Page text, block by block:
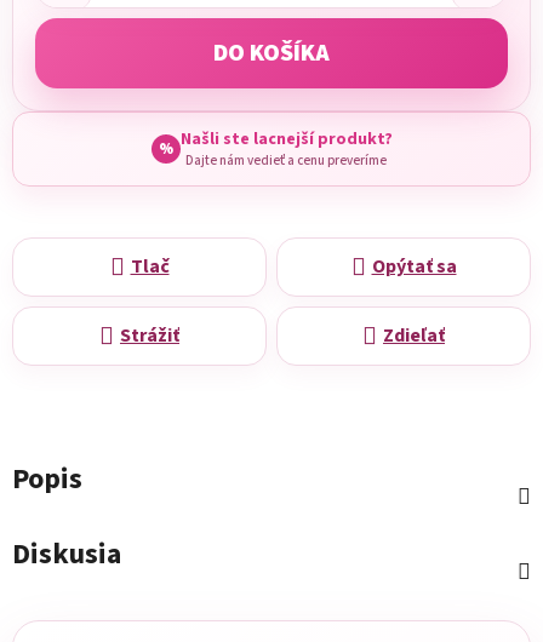
DO KOŠÍKA
% Našli ste lacnejší produkt?
Dajte nám vedieť a cenu preveríme
Tlač Opýtať sa
Strážiť Zdieľať
Popis
Diskusia